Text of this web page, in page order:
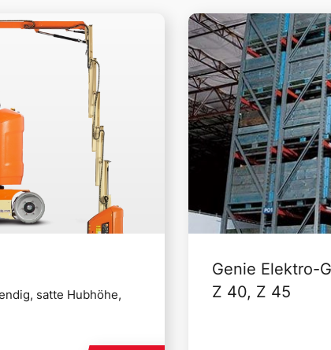
satte Hubhöhe,
Genie Elektro-
Z 40, Z 45
Mehr lesen